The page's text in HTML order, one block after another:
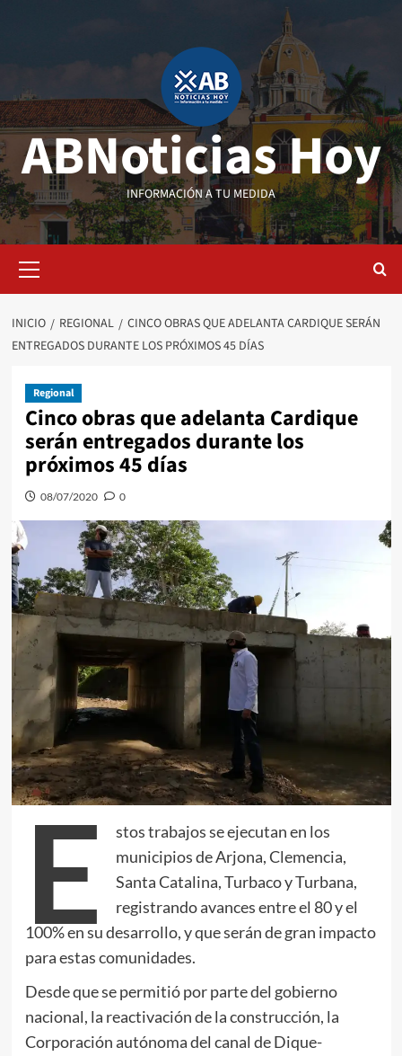
ABNoticias Hoy
INFORMACIÓN A TU MEDIDA
primario
INICIO REGIONAL
CINCO OBRAS QUE ADELANTA CARDIQUE SERÁN
ENTREGADOS DURANTE LOS PRÓXIMOS 45 DÍAS
Regional
Cinco obras que adelanta Cardique
serán entregados durante los
próximos 45 días
08/07/2020 0
E
stos trabajos se ejecutan en los
municipios de Arjona, Clemencia,
Santa Catalina, Turbaco y Turbana,
registrando avances entre el 80 y el
100% en su desarrollo, y que serán de gran impacto
para estas comunidades.
Desde que se permitió por parte del gobierno
nacional, la reactivación de la construcción, la
Corporación autónoma del canal de Dique-